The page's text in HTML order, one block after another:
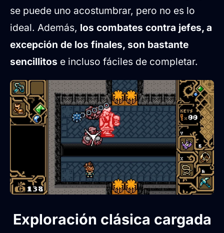
se puede uno acostumbrar, pero no es lo
ideal. Además, los combates contra jefes, a
excepción de los finales, son bastante
sencillitos e incluso fáciles de completar.
Exploración clásica cargada